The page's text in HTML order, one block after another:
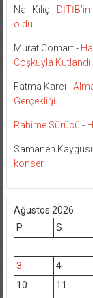
Nail Kılıç -
oldu
Murat Comart-
Coşkuyla Kutlandı
Fatma Karcı -
Gerçekliği
Rahime Sürücü -
Samaneh
konser
Ağustos 2026
P
S
3
4
10
11